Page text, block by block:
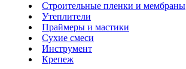
Строительные пленки и мембраны
Утеплители
Праймеры и мастики
Сухие смеси
Инструмент
Крепеж